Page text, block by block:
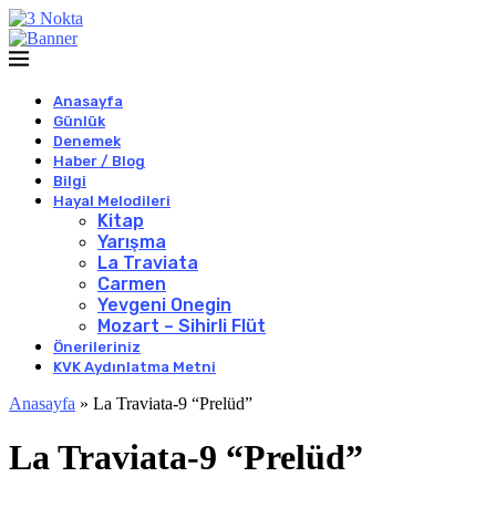
Anasayfa
Günlük
Denemek
Haber / Blog
Bilgi
Hayal Melodileri
Kitap
Yarışma
La Traviata
Carmen
Yevgeni Onegin
Mozart – Sihirli Flüt
Önerileriniz
KVK Aydınlatma Metni
Anasayfa » La Traviata-9 “Prelüd”
La Traviata-9 “Prelüd”